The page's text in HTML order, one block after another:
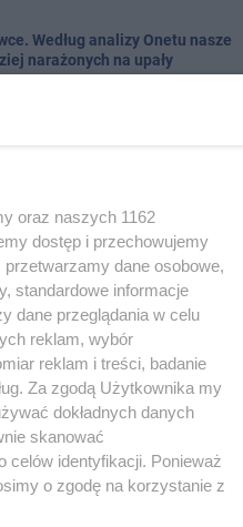
Według analizy Onetu nasze
narażonych na upały
Rojewo-Inowrocław
Konieczna była interwencja
Kierowca zbiegł po kolizji
nagłośnienie, a przed
TYLKO U NAS
Noteci. Znamy cały
wraca do tematu
Marcin Wroński jest w
Dwa pasy blokowała
CHWILI
Ino-online Media
oraz naszych 1162
dostęp i przechowujemy
dane osobowe,
standardowe informacje
dane przeglądania w celu
reklam, wybór
reklam i treści, badanie
Za zgodą Użytkownika my
dokładnych danych
skanować
celów identyfikacji. Ponieważ
o zgodę na korzystanie z